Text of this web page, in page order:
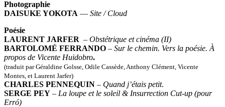
Photographie
DAISUKE YOKOTA — Site / Cloud
Poésie
LAURENT JARFER – Obstétrique et cinéma (II)
BARTOLOMÉ FERRANDO – Sur le chemin. Vers la poésie. À
propos de Vicente Huidobro.
(traduit par Géraldine Golsse, Odile Cassède, Anthony Clément, Vicente
Montes, et Laurent Jarfer)
CHARLES PENNEQUIN – Quand j’étais petit.
SERGE PEY – La loupe et le soleil & Insurrection Cut-up (pour
Erró)